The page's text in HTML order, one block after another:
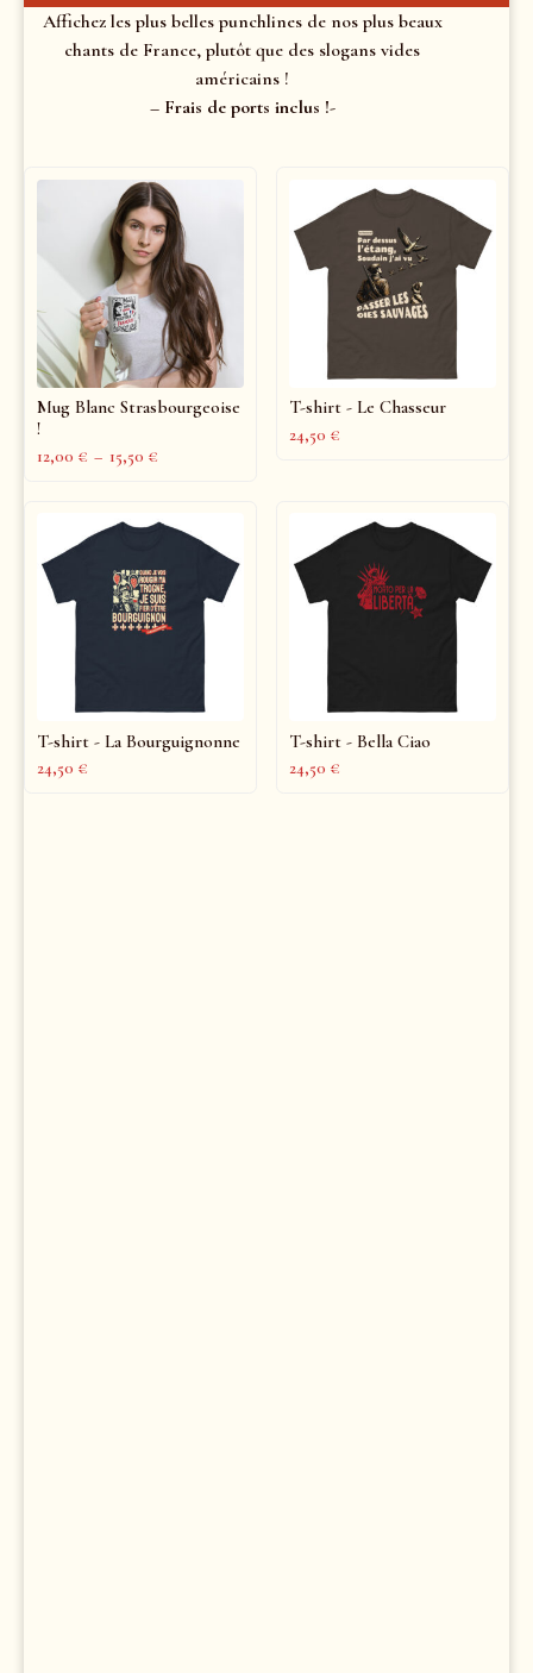
Affichez les plus belles punchlines de nos plus beaux
chants de France, plutôt que des slogans vides
américains !
– Frais de ports inclus !-
Mug Blanc Strasbourgeoise
!
12,00 € – 15,50 €
T-shirt - Le Chasseur
24,50 €
T-shirt - La Bourguignonne
24,50 €
T-shirt - Bella Ciao
24,50 €